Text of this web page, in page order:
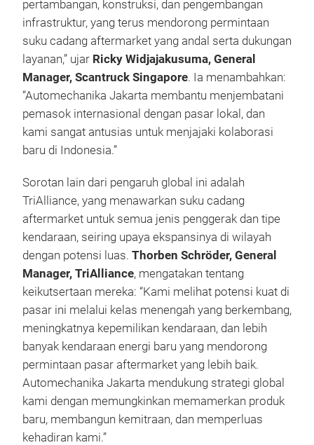
pertambangan, konstruksi, dan pengembangan
infrastruktur, yang terus mendorong permintaan
suku cadang aftermarket yang andal serta dukungan
layanan,” ujar Ricky Widjajakusuma, General
Manager, Scantruck Singapore. Ia menambahkan:
“Automechanika Jakarta membantu menjembatani
pemasok internasional dengan pasar lokal, dan
kami sangat antusias untuk menjajaki kolaborasi
baru di Indonesia.”
Sorotan lain dari pengaruh global ini adalah
TriAlliance, yang menawarkan suku cadang
aftermarket untuk semua jenis penggerak dan tipe
kendaraan, seiring upaya ekspansinya di wilayah
dengan potensi luas. Thorben Schröder, General
Manager, TriAlliance, mengatakan tentang
keikutsertaan mereka: “Kami melihat potensi kuat di
pasar ini melalui kelas menengah yang berkembang,
meningkatnya kepemilikan kendaraan, dan lebih
banyak kendaraan energi baru yang mendorong
permintaan pasar aftermarket yang lebih baik.
Automechanika Jakarta mendukung strategi global
kami dengan memungkinkan memamerkan produk
baru, membangun kemitraan, dan memperluas
kehadiran kami.”